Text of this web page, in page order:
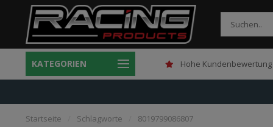
KATEGORIEN
Gratis verzending boven 150,- Hohe Kundenbewertung
Startseite Schlagworte 8019799086807